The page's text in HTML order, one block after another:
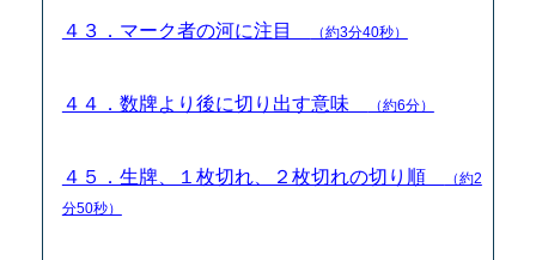
４３．マーク者の河に注目 （約3分40秒）
４４．数牌より後に切り出す意味 （約6分）
４５．生牌、１枚切れ、２枚切れの切り順
（約2
分50秒）